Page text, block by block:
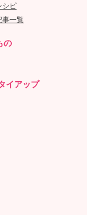
シピ
事一覧
の
イアップ